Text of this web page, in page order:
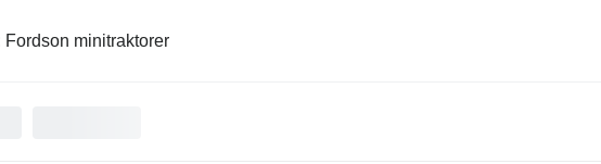
Fordson minitraktorer